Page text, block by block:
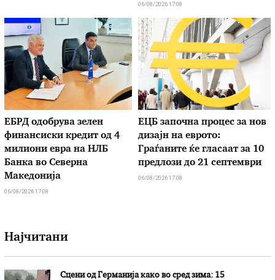
06/08/2026 17:08
ЕБРД одобрува зелен
финансиски кредит од 4
милиони евра на НЛБ
Банка во Северна
Македонија
06/08/2026 17:08
ЕЦБ започна процес за нов
дизајн на еврото:
Граѓаните ќе гласаат за 10
предлози до 21 септември
06/08/2026 17:08
Најчитани
Сцени од Германија како во сред зима: 15